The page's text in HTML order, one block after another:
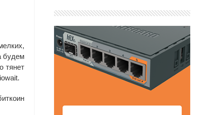
будем
тянет